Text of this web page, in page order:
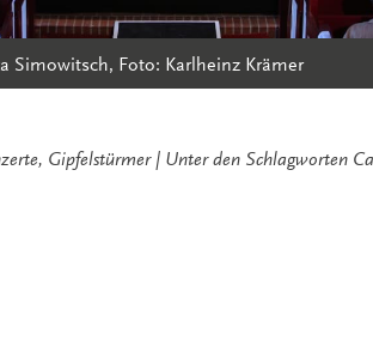
Simowitsch, Foto: Karlheinz Krämer
, Gipfelstürmer Unter den Schlagworten